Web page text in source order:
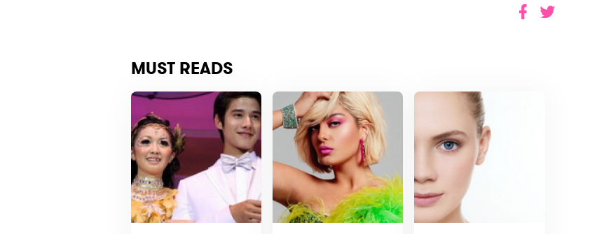
MUST READS